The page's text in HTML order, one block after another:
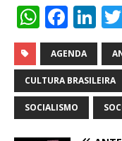
W
h
at
s
A
p
F
a
c
e
b
o
Li
n
k
e
dI
AGENDA
CULTURA BRASILEIRA
SOCIALISMO